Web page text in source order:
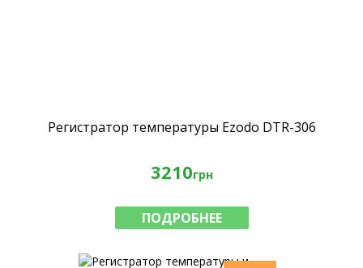
Регистратор температуры Ezodo DTR-306
3210грн
ПОДРОБНЕЕ